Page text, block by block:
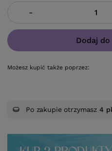
-
Dodaj do
Możesz kupić także poprzez:
Po zakupie otrzymasz4